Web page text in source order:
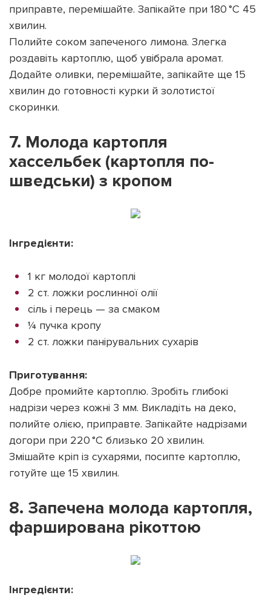
приправте, перемішайте. Запікайте при 180 °C 45
хвилин.
Полийте соком запеченого лимона. Злегка
роздавіть картоплю, щоб увібрала аромат.
Додайте оливки, перемішайте, запікайте ще 15
хвилин до готовності курки й золотистої
скоринки.
7. Молода картопля
хассельбек (картопля по-
шведськи) з кропом
Інгредієнти:
1 кг молодої картоплі
2 ст. ложки рослинної олії
сіль і перець — за смаком
¼ пучка кропу
2 ст. ложки панірувальних сухарів
Приготування:
Добре промийте картоплю. Зробіть глибокі
надрізи через кожні 3 мм. Викладіть на деко,
полийте олією, приправте. Запікайте надрізами
догори при 220 °C близько 20 хвилин.
Змішайте кріп із сухарями, посипте картоплю,
готуйте ще 15 хвилин.
8. Запечена молода картопля,
фарширована рікоттою
Інгредієнти: